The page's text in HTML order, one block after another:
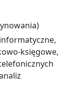
księgowe,